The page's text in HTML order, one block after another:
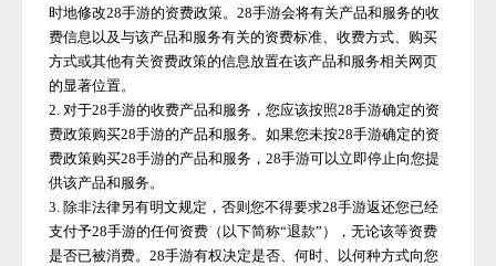
时地修改28手游的资费政策。28手游会将有关产品和服务的收
费信息以及与该产品和服务有关的资费标准、收费方式、购买
方式或其他有关资费政策的信息放置在该产品和服务相关网页
的显著位置。
2. 对于28手游的收费产品和服务，您应该按照28手游确定的资
费政策购买28手游的产品和服务。如果您未按28手游确定的资
费政策购买28手游的产品和服务，28手游可以立即停止向您提
供该产品和服务。
3. 除非法律另有明文规定，否则您不得要求28手游返还您已经
支付予28手游的任何资费（以下简称“退款”），无论该等资费
是否已被消费。28手游有权决定是否、何时、以何种方式向您